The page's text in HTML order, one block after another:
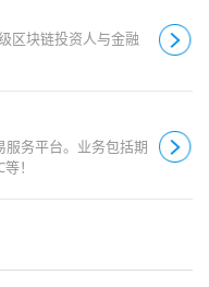
区块链投资人与金融
务平台。业务包括期
！